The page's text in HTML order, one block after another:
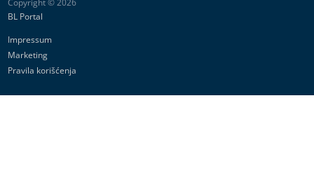
Copyright © 2026
BL Portal
Impressum
Marketing
Pravila korišćenja